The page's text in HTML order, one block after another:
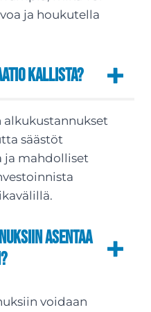
ja houkutella
kallista?
säästöt
ja mahdolliset
asentaa
voidaan